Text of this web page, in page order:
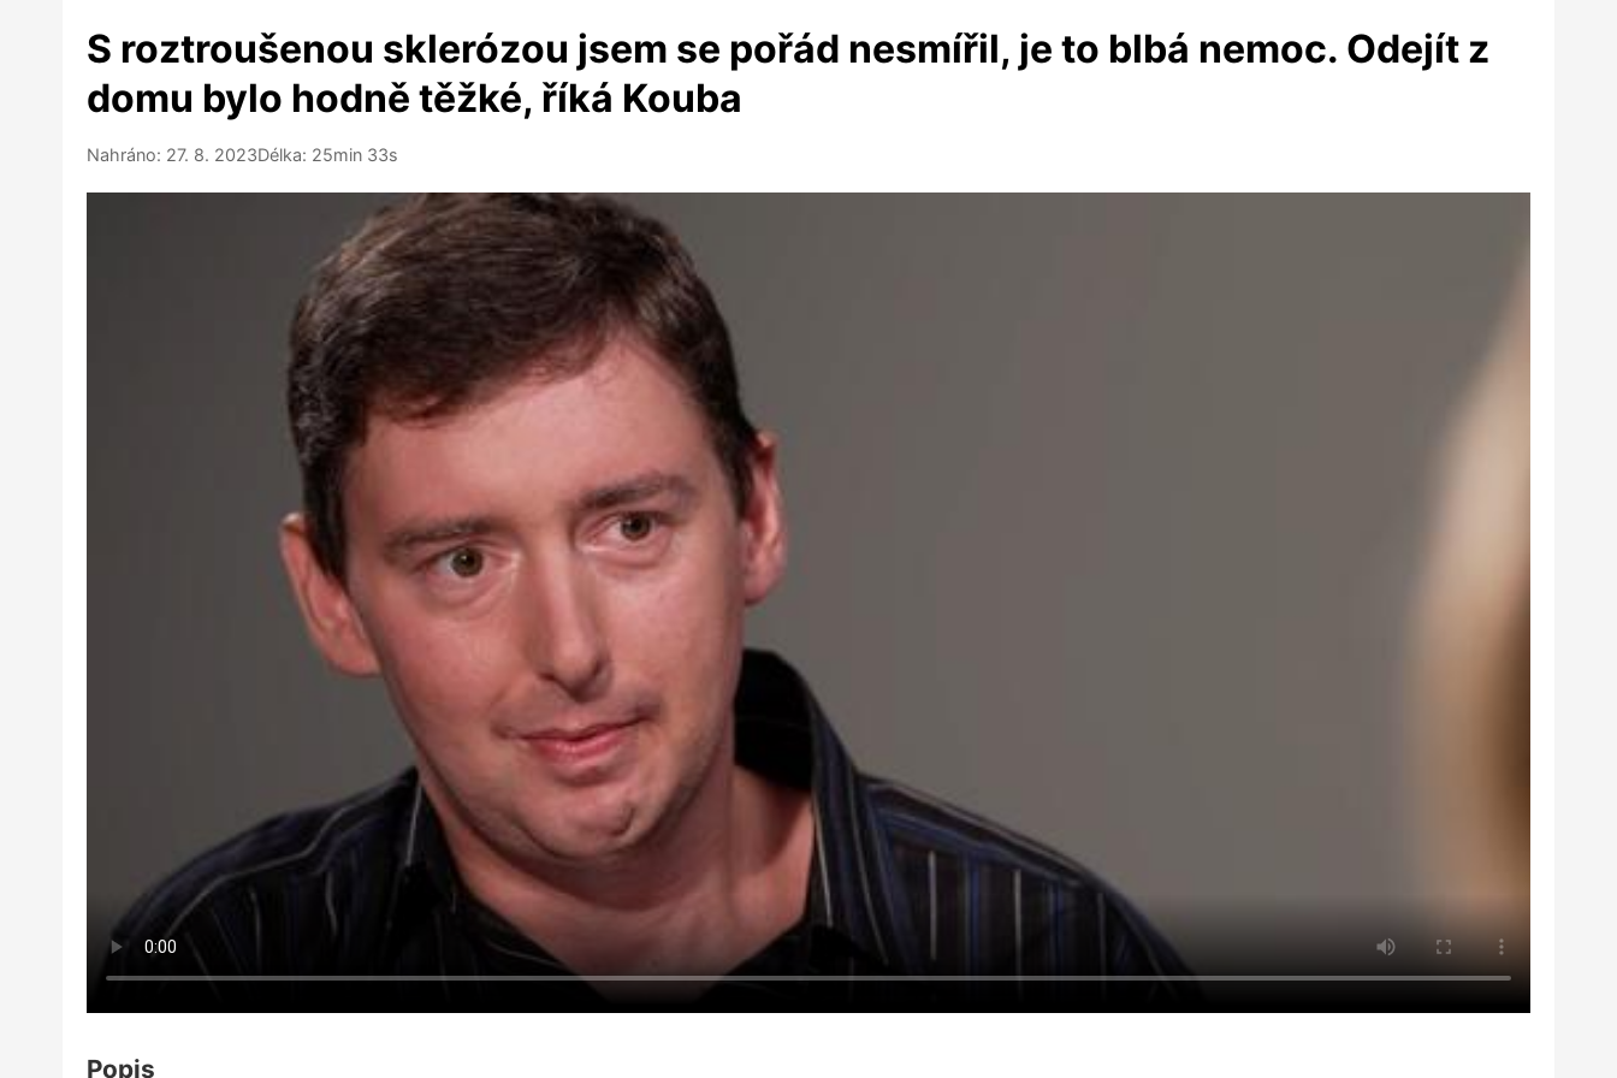
S roztroušenou sklerózou jsem se pořád nesmířil, je to blbá nemoc. Odejít z
domu bylo hodně těžké, říká Kouba
Nahráno: 27. 8. 2023Délka: 25min 33s
Popis